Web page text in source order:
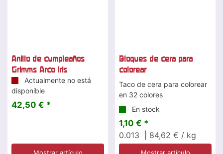
Anillo de cumpleaños
Grimms Arco Iris
Actualmente no está
disponible
42,50 € *
Mostrar artículo
Bloques de cera para
colorear
Taco de cera para colorear
en 32 colores
En stock
1,10 € *
0.013
| 84,62 € / kg
Mostrar artículo